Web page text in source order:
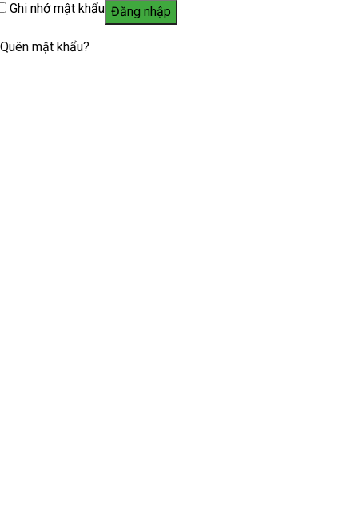
Ghi nhớ mật khẩu Đăng nhập
Quên mật khẩu?